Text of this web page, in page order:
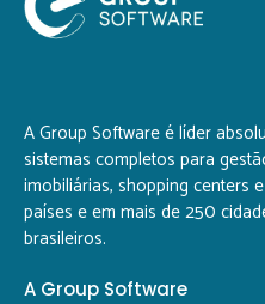
A Group Software é líder
sistemas completos para
imobiliárias, shopping centers
países e em mais de 250
brasileiros.
A Group Software